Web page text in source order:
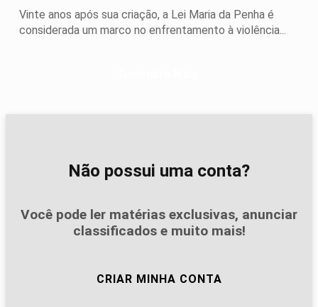
Vinte anos após sua criação, a Lei Maria da Penha é
considerada um marco no enfrentamento à violência...
Não possui uma conta?
Você pode ler matérias exclusivas, anunciar
classificados e muito mais!
CRIAR MINHA CONTA